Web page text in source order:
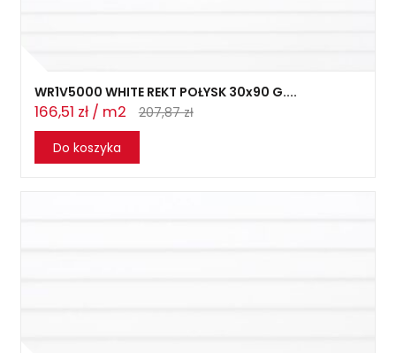
WR1V5000 WHITE REKT POŁYSK 30x90 G....
166,51 zł / m2
207,87 zł
Do koszyka